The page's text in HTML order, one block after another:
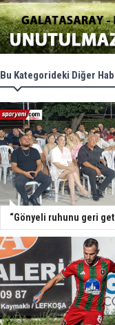
Bu Kategorideki Diğer
“Gönyeli ruhunu geri